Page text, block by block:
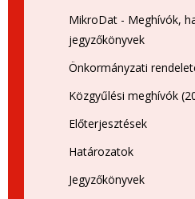
MikroDat - Meghívók,
jegyzőkönyvek
Önkormányzati
Közgyűlési meghívók
Előterjesztések
Határozatok
Jegyzőkönyvek